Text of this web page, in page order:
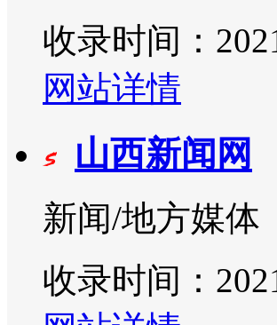
收录时间：
网站详情
山西新闻网
新闻/地方媒体
收录时间：